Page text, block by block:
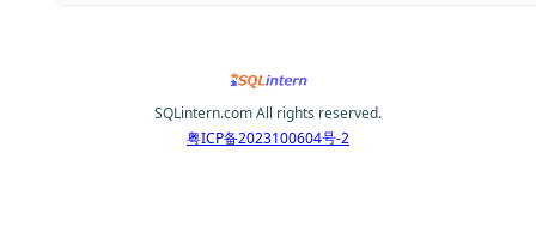
SQLintern.com All rights reserved.
粤ICP备2023100604号-2